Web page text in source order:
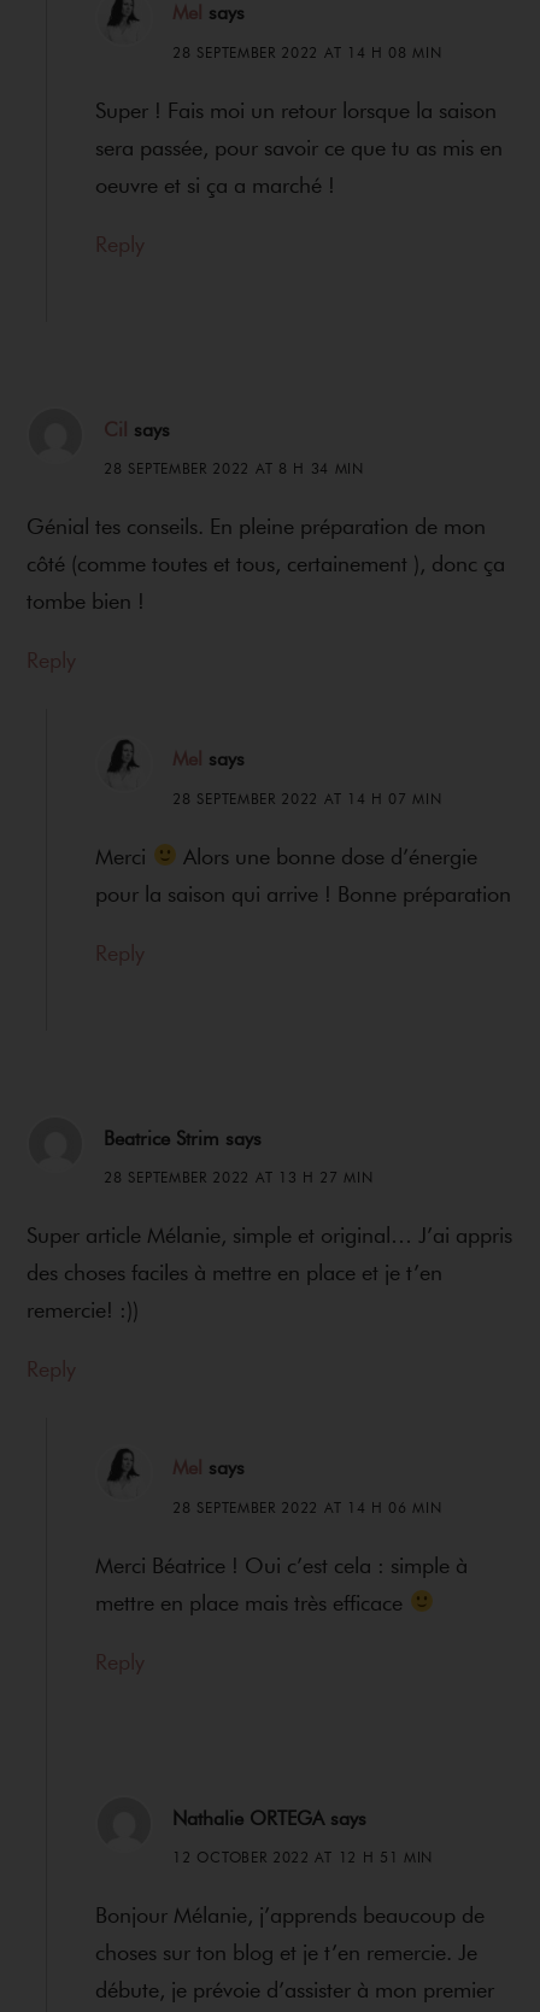
Mel says
28 SEPTEMBER 2022 AT 14 H 08 MIN
Super ! Fais moi un retour lorsque la saison
sera passée, pour savoir ce que tu as mis en
oeuvre et si ça a marché !
Reply
Cil says
28 SEPTEMBER 2022 AT 8 H 34 MIN
Génial tes conseils. En pleine préparation de mon
côté (comme toutes et tous, certainement ), donc ça
tombe bien !
Reply
Mel says
28 SEPTEMBER 2022 AT 14 H 07 MIN
Merci
Alors une bonne dose d’énergie
pour la saison qui arrive ! Bonne préparation
Reply
Beatrice Strim says
28 SEPTEMBER 2022 AT 13 H 27 MIN
Super article Mélanie, simple et original… J’ai appris
des choses faciles à mettre en place et je t’en
remercie! :))
Reply
Mel says
28 SEPTEMBER 2022 AT 14 H 06 MIN
Merci Béatrice ! Oui c’est cela : simple à
mettre en place mais très efficace
Reply
Nathalie ORTEGA says
12 OCTOBER 2022 AT 12 H 51 MIN
Bonjour Mélanie, j’apprends beaucoup de
choses sur ton blog et je t’en remercie. Je
débute, je prévoie d’assister à mon premier